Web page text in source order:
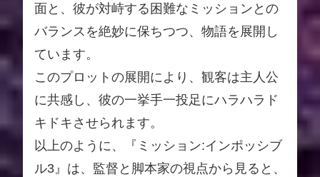
面と、彼が対峙する困難なミッションとの
バランスを絶妙に保ちつつ、物語を展開し
ています。
このプロットの展開により、観客は主人公
に共感し、彼の一挙手一投足にハラハラド
キドキさせられます。
以上のように、『ミッション:インポッシブ
ル3』は、監督と脚本家の視点から見ると、